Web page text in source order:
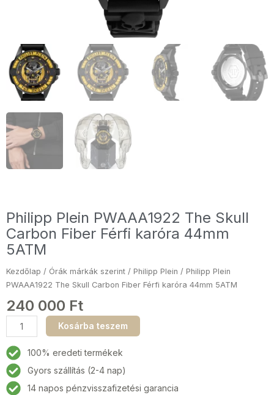
Philipp Plein PWAAA1922 The Skull
Carbon Fiber Férfi karóra 44mm
5ATM
Kezdőlap / Órák márkák szerint / Philipp Plein / Philipp Plein
PWAAA1922 The Skull Carbon Fiber Férfi karóra 44mm 5ATM
240 000 Ft
Philipp
Plein
PWAAA1922
The
Skull
Carbon
Kosárba teszem
100% eredeti termékek
Gyors szállítás (2-4 nap)
14 napos pénzvisszafizetési garancia